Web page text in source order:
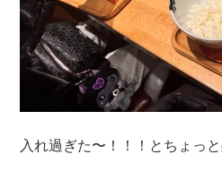
入れ過ぎた〜！！！とちょっ